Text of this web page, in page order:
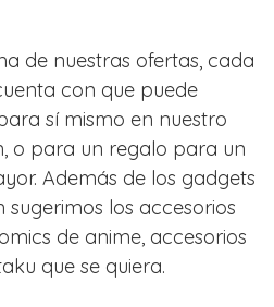
de nuestras ofertas, cada
con que puede
sí mismo en nuestro
o para un regalo para un
Además de los gadgets
los accesorios
de anime, accesorios
que se quiera.